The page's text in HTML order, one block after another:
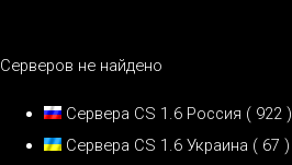
Серверов не найдено
Сервера CS 1.6 Россия ( 922 )
Сервера CS 1.6 Украина ( 67 )